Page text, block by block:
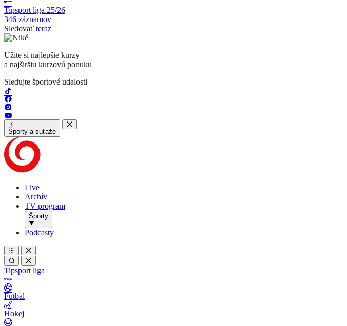
Tipsport liga 25/26
346 záznamov
Sledovať teraz
Užite si najlepšie kurzy
a najširšiu kurzovú ponuku
Sledujte športové udalosti
Športy a suťaže
Live
Archív
TV program
Športy
Podcasty
Tipsport liga
Futbal
Hokej